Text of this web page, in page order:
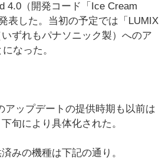
4.0（開発コード「Ice Cream
表した。当初の予定では「LUMIX
ずれもパナソニック製）へのア
なった。
アップデートの提供時期も以前は
旬により具体化された。
みの機種は下記の通り。